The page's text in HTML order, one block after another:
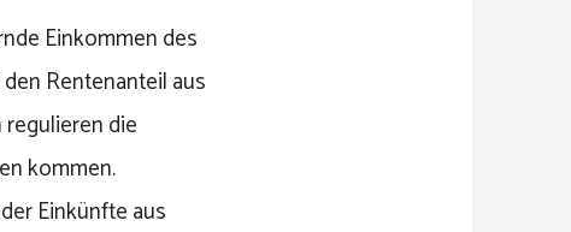
Einkommen des
Rentenanteil aus
die
kommen.
Einkünfte aus